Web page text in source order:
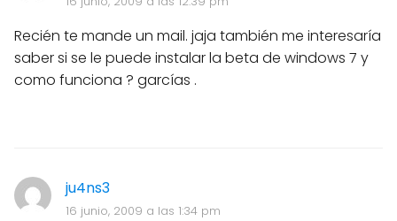
Recién te mande un mail. jaja también me interesaría
saber si se le puede instalar la beta de windows 7 y
como funciona ? garcías .
ju4ns3
16 junio, 2009 a las 1:34 pm